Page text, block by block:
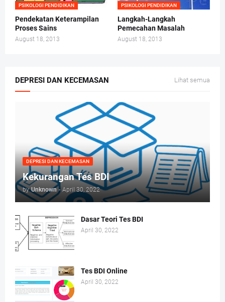
PSIKOLOGI PENDIDIKAN
Pendekatan Keterampilan
Proses Sains
August 18, 2013
PSIKOLOGI PENDIDIKAN
Langkah-Langkah
Pemecahan Masalah
August 18, 2013
DEPRESI DAN KECEMASAN Lihat semua
DEPRESI DAN KECEMASAN
Kekurangan Tes BDI
by Unknown - April 30, 2022
Dasar Teori Tes BDI
April 30, 2022
Tes BDI Online
April 30, 2022